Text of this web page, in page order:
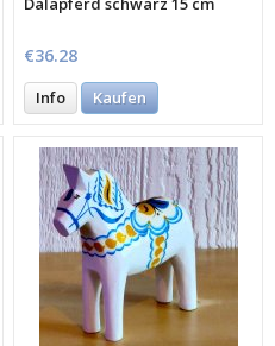
€36.28
Info Kaufen